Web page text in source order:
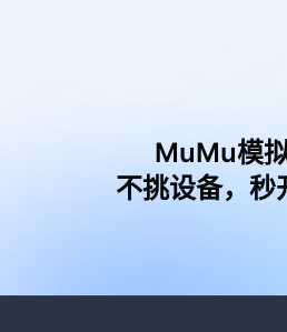
MuMu模拟
不挑设备，秒